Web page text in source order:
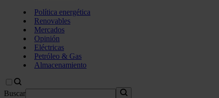
Política energética
Renovables
Mercados
Opinión
Eléctricas
Petróleo & Gas
Almacenamiento
Buscar